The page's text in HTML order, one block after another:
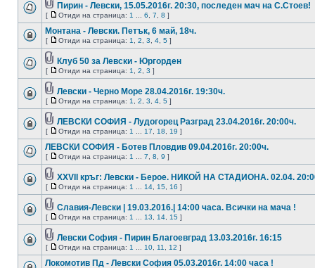
Пирин - Левски, 15.05.2016г. 20:30, последен мач на С.Стоев!
[ Отиди на страница: 1 6 7 8 ]
Монтана - Левски. Петък, 6 май, 18ч.
[ Отиди на страница: 1 2 3 4 5 ]
Клуб 50 за Левски - Юргорден
[ Отиди на страница: 1 2 3 ]
Левски - Черно Море 28.04.2016г. 19:30ч.
[ Отиди на страница: 1 2 3 4 5 ]
ЛЕВСКИ СОФИЯ - Лудогорец Разград 23.04.2016г. 20:00ч.
[ Отиди на страница: 1 17 18 19 ]
ЛЕВСКИ СОФИЯ - Ботев Пловдив 09.04.2016г. 20:00ч.
[ Отиди на страница: 1 7 8 9 ]
XXVII кръг: Левски - Берое. НИКОЙ НА СТАДИОНА. 02.04.
[ Отиди на страница: 1 14 15 16 ]
Славия-Левски | 19.03.2016.| 14:00 часа. Всички на мача !
[ Отиди на страница: 1 13 14 15 ]
Левски София - Пирин Благоевград 13.03.2016г. 16:15
[ Отиди на страница: 1 10 11 12 ]
Локомотив Пд - Левски София 05.03.2016г. 14:00 часа !